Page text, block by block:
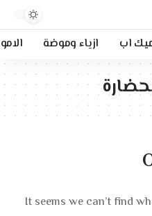
اب ازياء وموضة
It seems we can’t find